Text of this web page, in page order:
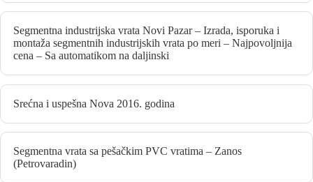
Segmentna industrijska vrata Novi Pazar – Izrada, isporuka i
montaža segmentnih industrijskih vrata po meri – Najpovoljnija
cena – Sa automatikom na daljinski
Srećna i uspešna Nova 2016. godina
Segmentna vrata sa pešačkim PVC vratima – Zanos
(Petrovaradin)